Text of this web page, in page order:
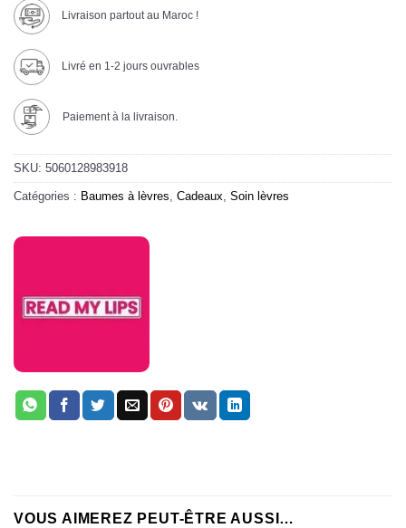
Livraison partout au Maroc !
Livré en 1-2 jours ouvrables
Paiement à la livraison.
SKU: 5060128983918
Catégories : Baumes à lèvres, Cadeaux, Soin lèvres
VOUS AIMEREZ PEUT-ÊTRE AUSSI…